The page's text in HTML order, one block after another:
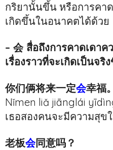
กริยานั้นขึ้น หรือการคา
เกิดขึ้นในอนาคตได้ด้วย
– 会 สื่อถึงการคาดเดา
เรื่องราวที่จะเกิดเป็นจ
你们俩将来一定会幸福。
Nǐmen liǎ jiānglái
เธอสองคนจะมีความสุข
老板会同意吗？